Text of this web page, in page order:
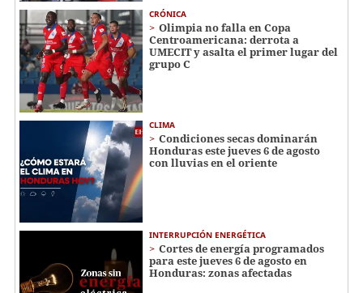
CRÓNICA
Olimpia no falla en Copa
Centroamericana: derrota a
UMECIT y asalta el primer lugar del
grupo C
CLIMA
Condiciones secas dominarán
Honduras este jueves 6 de agosto
con lluvias en el oriente
INTERRUPCIÓN ENERGÉTICA
Cortes de energía programados
para este jueves 6 de agosto en
Honduras: zonas afectadas